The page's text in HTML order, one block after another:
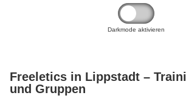
Darkmode aktivieren
Freeletics in Lippstadt –
und Gruppen